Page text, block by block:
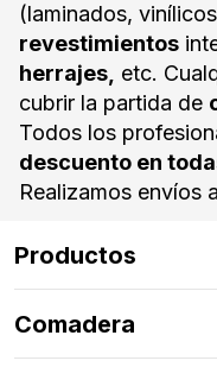
(laminados,
revestimientos
herrajes, etc.
cubrir la partida de
Todos los
descuento en
Realizamos envíos
Productos
Suelos Exteriores
Revestimientos
Comadera